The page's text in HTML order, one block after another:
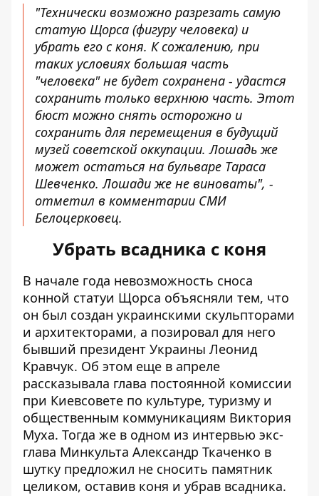
"Технически возможно разрезать самую
статую Щорса (фигуру человека) и
убрать его с коня. К сожалению, при
таких условиях большая часть
"человека" не будет сохранена - удастся
сохранить только верхнюю часть. Этот
бюст можно снять осторожно и
сохранить для перемещения в будущий
музей советской оккупации. Лошадь же
может остаться на бульваре Тараса
Шевченко. Лошади же не виноваты", -
отметил в комментарии СМИ
Белоцерковец.
Убрать всадника с коня
В начале года невозможность сноса
конной статуи Щорса объясняли тем, что
он был создан украинскими скульпторами
и архитекторами, а позировал для него
бывший президент Украины Леонид
Кравчук. Об этом еще в апреле
рассказывала глава постоянной комиссии
при Киевсовете по культуре, туризму и
общественным коммуникациям Виктория
Муха. Тогда же в одном из интервью экс-
глава Минкульта Александр Ткаченко в
шутку предложил не сносить памятник
целиком, оставив коня и убрав всадника.